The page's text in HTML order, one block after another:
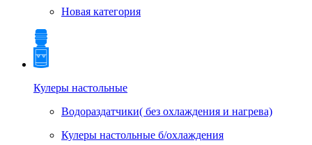
Новая категория
Кулеры настольные
Водораздатчики( без охлаждения и нагрева)
Кулеры настольные б/охлаждения